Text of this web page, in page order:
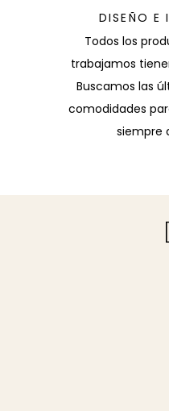
DISEÑO E
Todos los
trabajamos
Buscamos las
comodidades
siempre